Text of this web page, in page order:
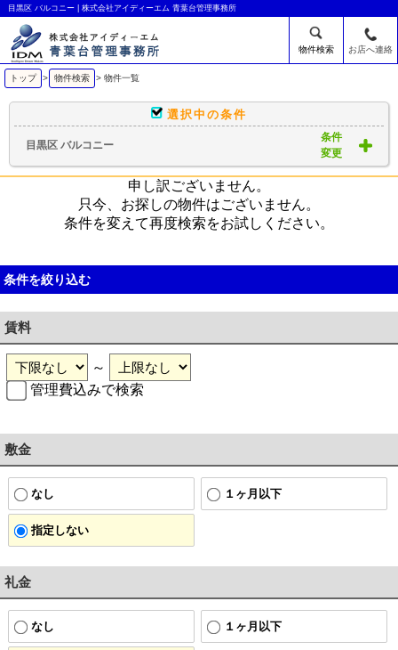
目黒区 バルコニー | 株式会社アイディーエム 青葉台管理事務所
物件検索 お店へ連絡
トップ > 物件検索 > 物件一覧
選択中の条件
目黒区 バルコニー
条件
変更
申し訳ございません。
只今、お探しの物件はございません。
条件を変えて再度検索をお試しください。
条件を絞り込む
賃料
～
管理費込みで検索
敷金
なし １ヶ月以下
指定しない
礼金
なし １ヶ月以下